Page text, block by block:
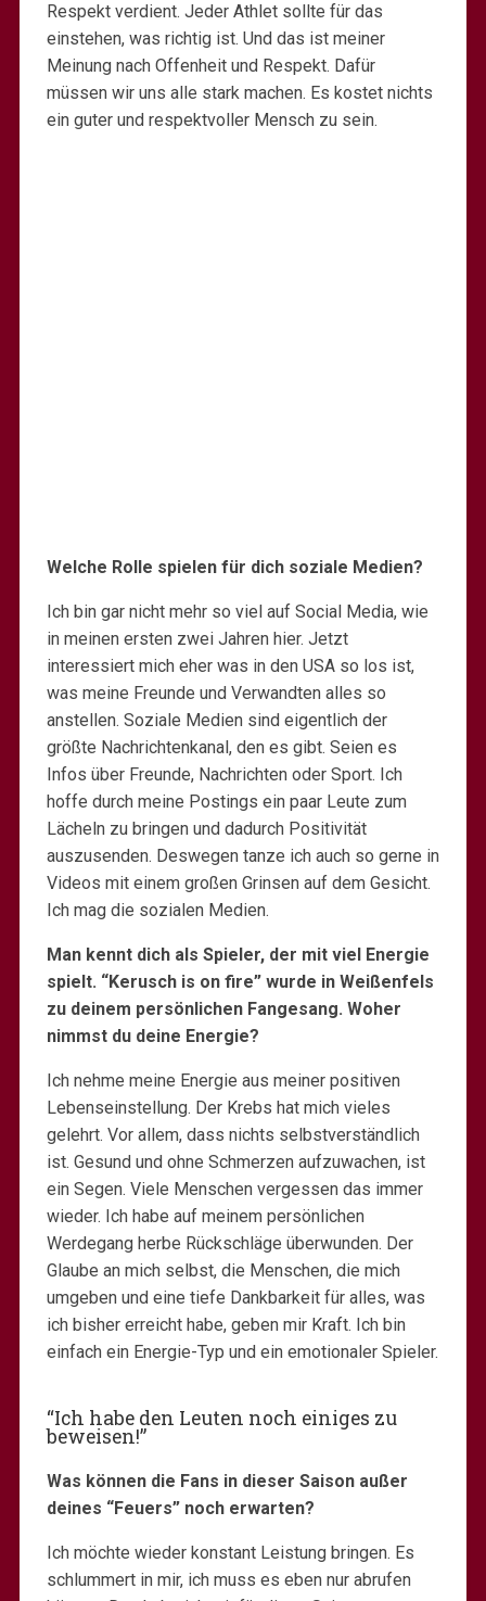
Respekt verdient. Jeder Athlet sollte für das
einstehen, was richtig ist. Und das ist meiner
Meinung nach Offenheit und Respekt. Dafür
müssen wir uns alle stark machen. Es kostet nichts
ein guter und respektvoller Mensch zu sein.
Welche Rolle spielen für dich soziale Medien?
Ich bin gar nicht mehr so viel auf Social Media, wie
in meinen ersten zwei Jahren hier. Jetzt
interessiert mich eher was in den USA so los ist,
was meine Freunde und Verwandten alles so
anstellen. Soziale Medien sind eigentlich der
größte Nachrichtenkanal, den es gibt. Seien es
Infos über Freunde, Nachrichten oder Sport. Ich
hoffe durch meine Postings ein paar Leute zum
Lächeln zu bringen und dadurch Positivität
auszusenden. Deswegen tanze ich auch so gerne in
Videos mit einem großen Grinsen auf dem Gesicht.
Ich mag die sozialen Medien.
Man kennt dich als Spieler, der mit viel Energie
spielt. “Kerusch is on fire” wurde in Weißenfels
zu deinem persönlichen Fangesang. Woher
nimmst du deine Energie?
Ich nehme meine Energie aus meiner positiven
Lebenseinstellung. Der Krebs hat mich vieles
gelehrt. Vor allem, dass nichts selbstverständlich
ist. Gesund und ohne Schmerzen aufzuwachen, ist
ein Segen. Viele Menschen vergessen das immer
wieder. Ich habe auf meinem persönlichen
Werdegang herbe Rückschläge überwunden. Der
Glaube an mich selbst, die Menschen, die mich
umgeben und eine tiefe Dankbarkeit für alles, was
ich bisher erreicht habe, geben mir Kraft. Ich bin
einfach ein Energie-Typ und ein emotionaler Spieler.
“Ich habe den Leuten noch einiges zu
beweisen!”
Was können die Fans in dieser Saison außer
deines “Feuers” noch erwarten?
Ich möchte wieder konstant Leistung bringen. Es
schlummert in mir, ich muss es eben nur abrufen